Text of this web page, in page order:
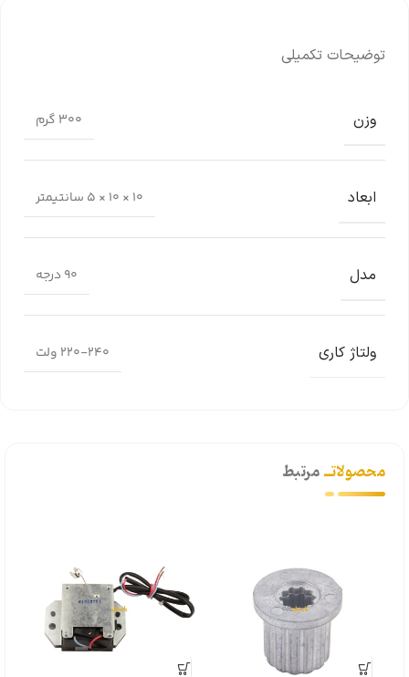
توضیحات تکمیلی
وزن 300 گرم
ابعاد 10 × 10 × 5 سانتیمتر
مدل 90 درجه
ولتاژ کاری 220-240 ولت
محصولاتــمرتبط